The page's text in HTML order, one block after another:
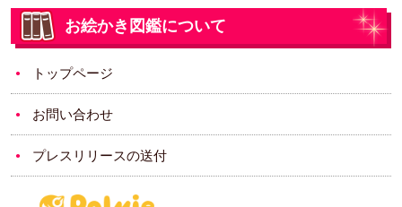
お絵かき図鑑について
トップページ
お問い合わせ
プレスリリースの送付